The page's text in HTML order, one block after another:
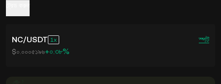
NC/USDT 1 স্পট
$০.০০০৫১৯৬+০.৩৮%